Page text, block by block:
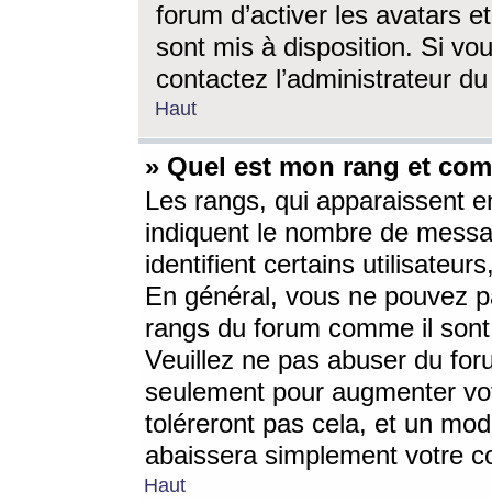
forum d’activer les avatars
sont mis à disposition. Si
contactez l’administrateur
Haut
» Quel est mon rang et
Les rangs, qui apparaissent
indiquent le nombre de
identifient certains
En général, vous ne pouvez
rangs du forum comme il
Veuillez ne pas abuser du
seulement pour augmenter
toléreront pas cela, et un
abaissera simplement votre
Haut